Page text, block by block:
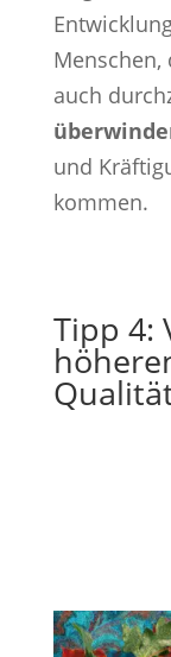
auch
und
kommen.
Tipp 4: